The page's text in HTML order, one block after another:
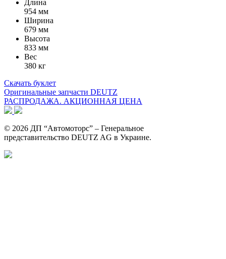
Длина
954 мм
Ширина
679 мм
Высота
833 мм
Вес
380 кг
Скачать буклет
Оригинальные запчасти DEUTZ
РАСПРОДАЖА. АКЦИОННАЯ ЦЕНА
© 2026 ДП “Автомоторс” – Генеральное
представительство DEUTZ AG в Украине.